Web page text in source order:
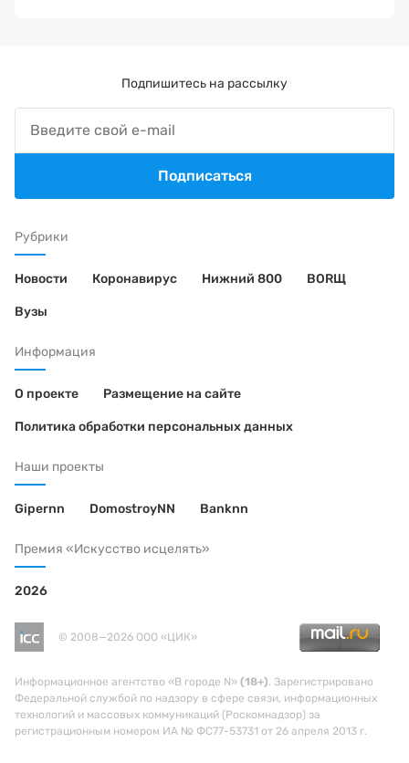
Рубрики
Новости Коронавирус Нижний 800 BORЩ
Вузы
Информация
О проекте Размещение на сайте
Политика обработки персональных данных
Наши проекты
Gipernn DomostroyNN Banknn
Премия «Искусство исцелять»
2026
© 2008—2026 ООО «ЦИК»
Информационное агентство «В городе N» (18+). Зарегистрировано
Федеральной службой по надзору в сфере связи, информационных
технологий и массовых коммуникаций (Роскомнадзор) за
регистрационным номером ИА № ФС77-53731 от 26 апреля 2013 г.
Подпишитесь на рассылку
Подписаться